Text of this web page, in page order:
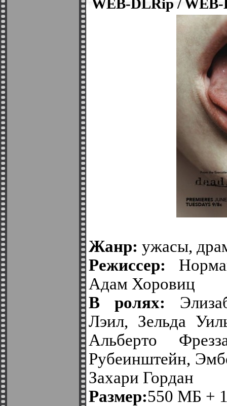
WEB-DLRip /
Жанр: ужасы,
Режиссер:
Адам Хоровиц
В ролях:
Лэил, Зельда
Альберто
Рубеинштейн,
Захари Гордан
Размер:550 МБ +